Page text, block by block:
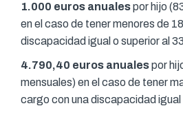
1.000 euros anualespor hijo
en el caso de tener menores de
discapacidad igual o superior al
4.790,40 euros anualespor
mensuales) en el caso de tener
cargo con una discapacidad igual